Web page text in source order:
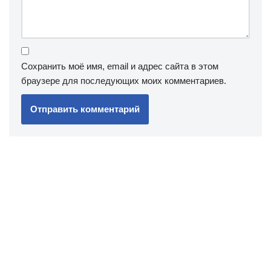
Сохранить моё имя, email и адрес сайта в этом
браузере для последующих моих комментариев.